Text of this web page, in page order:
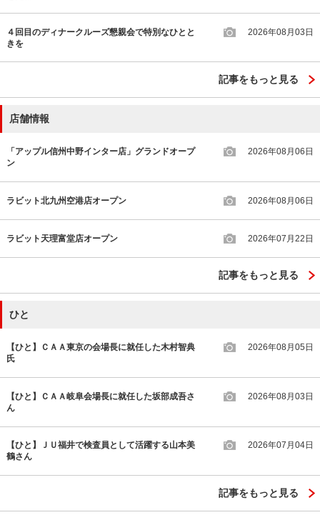
４回目のディナークルーズ懇親会で特別なひとと
きを
2026年08月03日
記事をもっと見る
店舗情報
「アップル信州中野インター店」グランドオープ
ン
2026年08月06日
ラビット北九州空港店オープン 2026年08月06日
ラビット天理富堂店オープン 2026年07月22日
記事をもっと見る
ひと
【ひと】ＣＡＡ東京の会場長に就任した木村智典
氏
2026年08月05日
【ひと】ＣＡＡ岐阜会場長に就任した坂部成吾さ
ん
2026年08月03日
【ひと】ＪＵ福井で検査員として活躍する山本美
鶴さん
2026年07月04日
記事をもっと見る